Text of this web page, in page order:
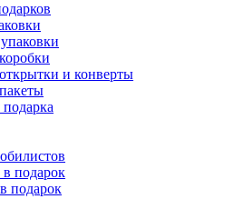
и конверты
подарок
подарок